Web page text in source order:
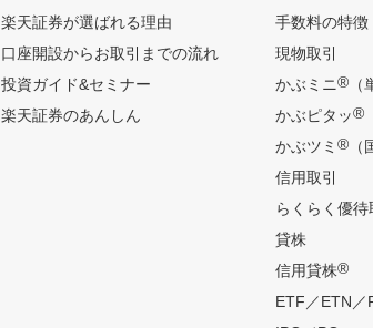
楽天証券が選ばれる理由
口座開設からお取引までの流れ
投資ガイド&セミナー
楽天証券のあんしん
手数料の特徴
現物取引
かぶミニ®（
かぶピタッ®
かぶツミ ®（
信用取引
らくらく優待
貸株
信用貸株®
ETF／ETN／